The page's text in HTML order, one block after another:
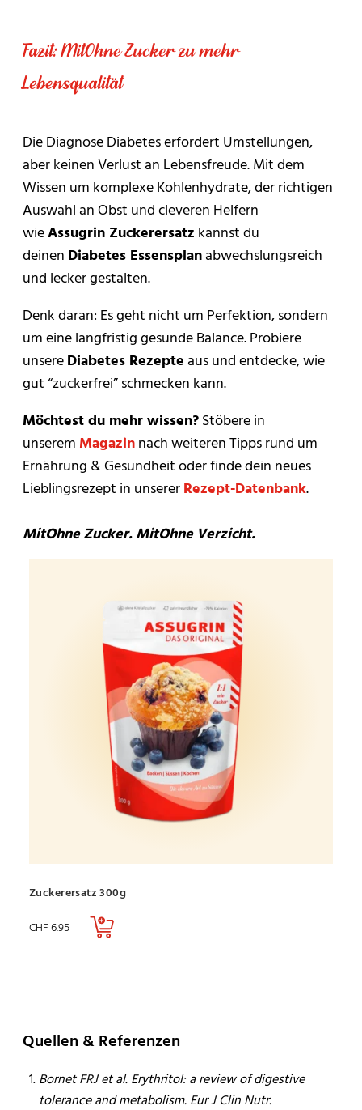
andere Zuckeralkohole. Die Europäische Behörde
für Lebensmittelsicherheit (EFSA) stuft Erythrit als
sicher ein.
nach einer Spitze rasant abfällt. Versuche,
regelmässig zu essen und komplexe Kohlenhydrate
zu nutzen. Wenn die Lust auf Süsses akut ist: Ein
“Notfall”-Lösungen.
Fazit: MitOhne Zucker zu mehr
Lebensqualität
Die Diagnose Diabetes erfordert Umstellungen,
aber keinen Verlust an Lebensfreude. Mit dem
Wissen um komplexe Kohlenhydrate, der richtigen
Auswahl an Obst und cleveren Helfern
wieAssugrin Zuckerersatz kannst du
deinen Diabetes Essensplanabwechslungsreich
und lecker gestalten.
Denk daran: Es geht nicht um Perfektion, sondern
um eine langfristig gesunde Balance. Probiere
unsereDiabetes Rezepteaus und entdecke, wie
gut “zuckerfrei” schmecken kann.
Möchtest du mehr wissen?Stöbere in
unserem Magazinnach weiteren Tipps rund um
Ernährung & Gesundheit oder finde dein neues
Lieblingsrezept in unsererRezept-Datenbank.
MitOhne Zucker. MitOhne Verzicht.
Zuckerersatz 300g
CHF6.95
Quellen & Referenzen
Bornet FRJ et al. Erythritol: a review of digestive
tolerance and metabolism. Eur J Clin Nutr.